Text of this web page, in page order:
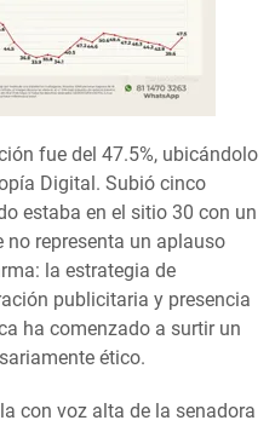
fue del 47.5%, ubicándolo
Digital. Subió cinco
estaba en el sitio 30 con un
no representa un aplauso
la estrategia de
publicitaria y presencia
ha comenzado a surtir un
ético.
con voz alta de la senadora